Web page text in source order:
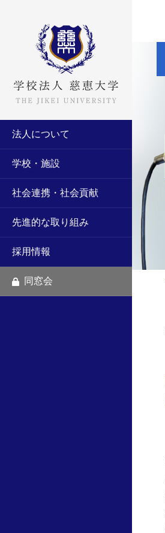
法人について
学校・施設
社会連携・社会貢献
先進的な取り組み
採用情報
同窓会